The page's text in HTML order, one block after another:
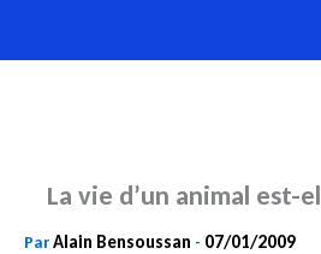
au
La vie d’un animal est-
ParAlain Bensoussan - 07/01/2009